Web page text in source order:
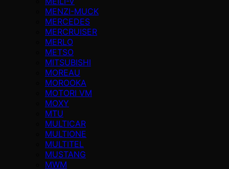
MENZI-MUCK
MERCEDES
MERCRUISER
MERLO
METSO
MITSUBISHI
MOREAU
MOROOKA
MOTORI VM
MOXY
MTU
MULTICAR
MULTIONE
MULTITEL
MUSTANG
MWM